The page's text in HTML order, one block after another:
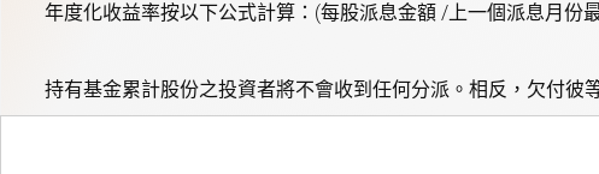
年度化收益率按以下公式計算：(每股派息金額 /上一個派息月份
持有基金累計股份之投資者將不會收到任何分派。相反，欠付彼